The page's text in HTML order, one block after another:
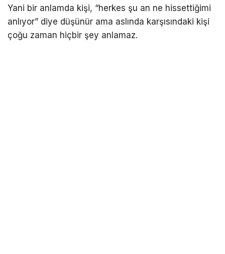
Yani bir anlamda kişi, “herkes şu an ne hissettiğimi
anlıyor” diye düşünür ama aslında karşısındaki kişi
çoğu zaman hiçbir şey anlamaz.